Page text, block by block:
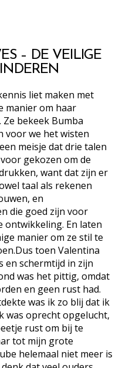
– DE VEILIGE
liet maken met
manier om haar
bekeek Bumba
voor we het wisten
meisje dat drie talen
gekozen om de
want dat zijn er
taal als rekenen
en
die goed zijn voor
ontwikkeling. En laten
manier om ze stil te
toen Valentina
en schermtijd in zijn
was het pittig, omdat
en geen rust had.
was ik zo blij dat ik
was oprecht opgelucht,
rust om bij te
tot mijn grote
helemaal niet meer is